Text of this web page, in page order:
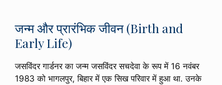
जन्म और प्रारंभिक जीवन (Birth and
Early Life)
जसविंदर गार्डनर का जन्म जसविंदर सचदेवा के रूप में 16 नवंबर
1983 को भागलपुर, बिहार में एक सिख परिवार में हुआ था. उनके